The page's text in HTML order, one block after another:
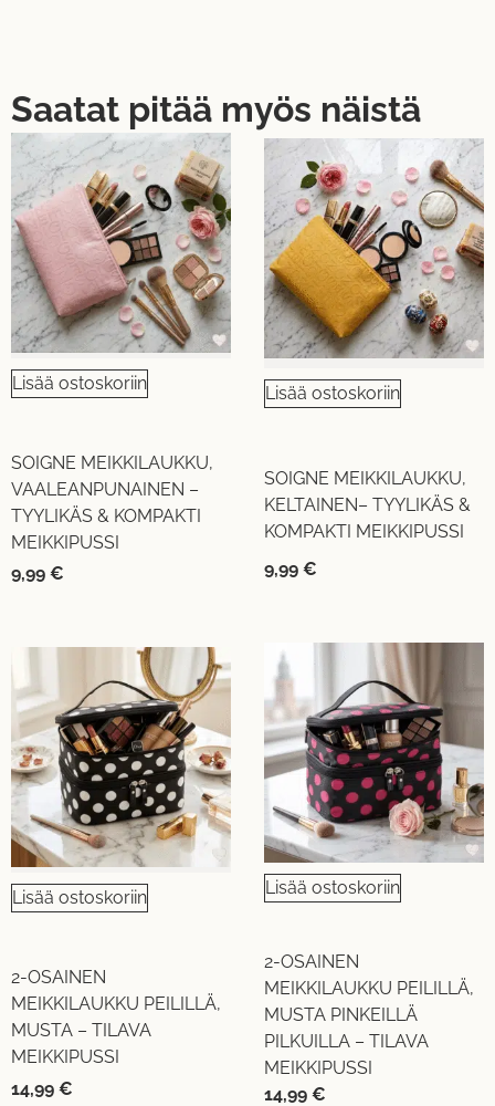
Saatat pitää myös näistä
Lisää ostoskoriin
SOIGNE MEIKKILAUKKU,
VAALEANPUNAINEN –
TYYLIKÄS & KOMPAKTI
MEIKKIPUSSI
9,99 €
Lisää ostoskoriin
SOIGNE MEIKKILAUKKU,
KELTAINEN– TYYLIKÄS &
KOMPAKTI MEIKKIPUSSI
9,99 €
Lisää ostoskoriin
2-OSAINEN
MEIKKILAUKKU PEILILLÄ,
MUSTA – TILAVA
MEIKKIPUSSI
14,99 €
Lisää ostoskoriin
2-OSAINEN
MEIKKILAUKKU PEILILLÄ,
MUSTA PINKEILLÄ
PILKUILLA – TILAVA
MEIKKIPUSSI
14,99 €